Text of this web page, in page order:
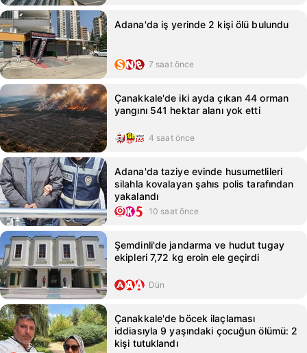
Adana'da iş yerinde 2 kişi ölü bulundu
7 saat önce
Çanakkale'de iki ayda çıkan 44 orman
yangını 541 hektar alanı yok etti
4 saat önce
Adana'da taziye evinde husumetlileri
silahla kovalayan şahıs polis tarafından
yakalandı
10 saat önce
Şemdinli'de jandarma ve hudut tugay
ekipleri 7,72 kg eroin ele geçirdi
Dün
Çanakkale'de böcek ilaçlaması
iddiasıyla 9 yaşındaki çocuğun ölümü: 2
kişi tutuklandı